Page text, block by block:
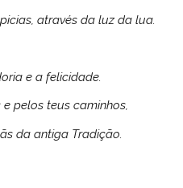
através da luz da lua.
e a felicidade.
pelos teus caminhos,
da antiga Tradição.